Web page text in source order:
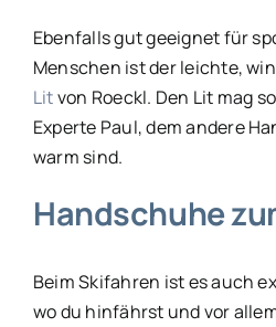
Ebenfalls gut geeignet für
Menschen ist der leichte,
Litvon Roeckl. Den Lit mag
Experte Paul, dem andere
warm sind.
Handschuhe
Beim Skifahren ist es auch
wo du hinfährst und vor